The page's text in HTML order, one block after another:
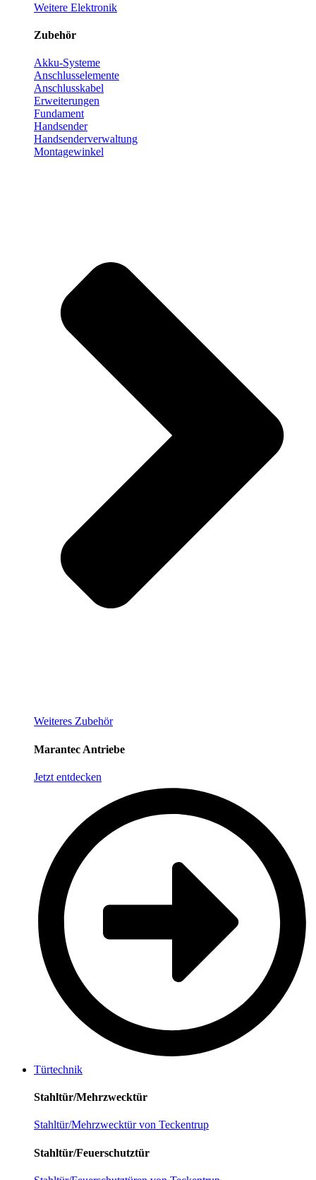
Weitere Elektronik
Zubehör
Akku-Systeme
Anschlusselemente
Anschlusskabel
Erweiterungen
Fundament
Handsender
Handsenderverwaltung
Montagewinkel
Weiteres Zubehör
Marantec Antriebe
Jetzt entdecken
Türtechnik
Stahltür/Mehrzwecktür
Stahltür/Mehrzwecktür von Teckentrup
Stahltür/Feuerschutztür